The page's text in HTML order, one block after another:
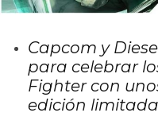
Capcom y
para celebrar
Fighter con
edición